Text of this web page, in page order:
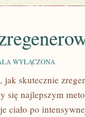
WYŁĄCZONA
jak⁤ skutecznie
się‌ najlepszym
ciało po